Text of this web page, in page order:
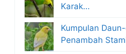
Karak…
Kumpulan
Penambah